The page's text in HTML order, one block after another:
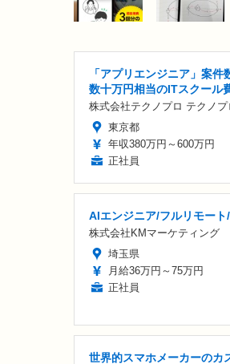
「アプリエンジニア」案
数十万円相当のITスクール
株式会社テクノプロ テクノ
東京都
年収380万円～600万円
正社員
AIエンジニア/フルリモー
株式会社KMマーケティング
埼玉県
月給36万円～75万円
正社員
世界的スマホメーカーのカ